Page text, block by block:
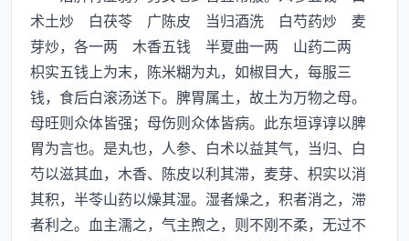
术土炒 白茯苓 广陈皮 当归酒洗 白芍药炒 麦
芽炒，各一两 木香五钱 半夏曲一两 山药二两
枳实五钱上为末，陈米糊为丸，如椒目大，每服三
钱，食后白滚汤送下。脾胃属土，故土为万物之母。
母旺则众体皆强；母伤则众体皆病。此东垣谆谆以脾
胃为言也。是丸也，人参、白术以益其气，当归、白
芍以滋其血，木香、陈皮以利其滞，麦芽、枳实以消
其积，半苓山药以燥其湿。湿者燥之，积者消之，滞
者利之。血主濡之，气主煦之，则不刚不柔，无过不